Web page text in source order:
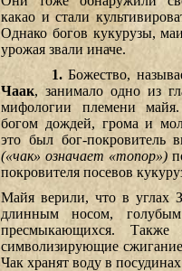
какао и стали
Однако богов кукурузы,
урожая звали иначе.
1. Божество,
Чаак, занимало одно из
мифологии племени
богом дождей, грома и
это был бог-покровитель
(«чак» означает «топор»)
покровителя посевов
Майя верили, что в углах
длинным носом,
пресмыкающихся.
символизирующие
Чак хранят воду в